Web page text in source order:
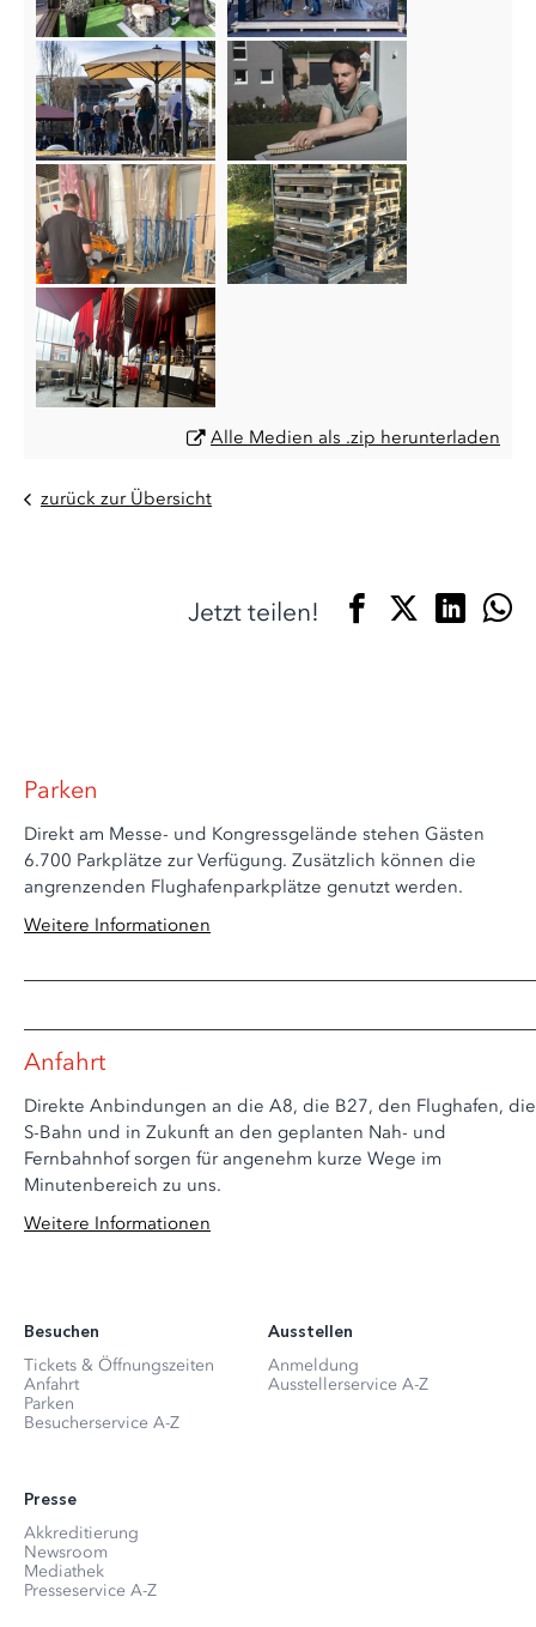
Alle Medien als .zip herunterladen
zurück zur Übersicht
Jetzt teilen!
Parken
Direkt am Messe- und Kongressgelände stehen Gästen
6.700 Parkplätze zur Verfügung. Zusätzlich können die
angrenzenden Flughafenparkplätze genutzt werden.
Weitere Informationen
Anfahrt
Direkte Anbindungen an die A8, die B27, den Flughafen, die
S-Bahn und in Zukunft an den geplanten Nah- und
Fernbahnhof sorgen für angenehm kurze Wege im
Minutenbereich zu uns.
Weitere Informationen
Besuchen
Tickets & Öffnungszeiten
Anfahrt
Parken
Besucherservice A-Z
Ausstellen
Anmeldung
Ausstellerservice A-Z
Presse
Akkreditierung
Newsroom
Mediathek
Presseservice A-Z